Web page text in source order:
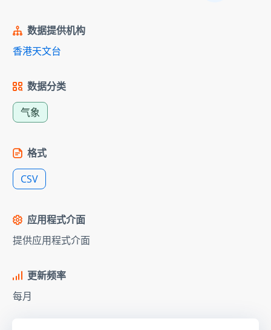
数据提供机构
香港天文台
数据分类
气象
格式
CSV
应用程式介面
提供应用程式介面
更新频率
每月